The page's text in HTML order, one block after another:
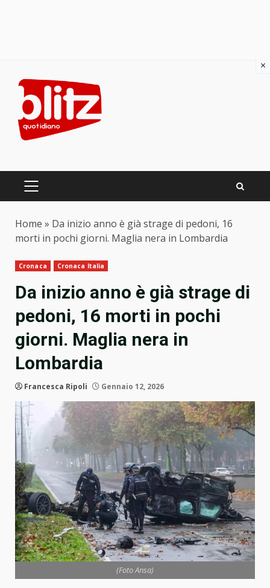
content
PRIMARY
Home » Da inizio anno è già strage di pedoni, 16
morti in pochi giorni. Maglia nera in Lombardia
Cronaca Cronaca Italia
Da inizio anno è già strage di
pedoni, 16 morti in pochi
giorni. Maglia nera in
Lombardia
Francesca Ripoli Gennaio 12, 2026
(Foto Ansa)
×